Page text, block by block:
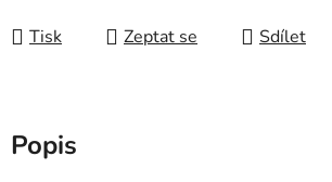
Tisk
Zeptat se Sdílet
Popis